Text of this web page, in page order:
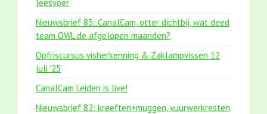
leesvoer
Nieuwsbrief 83: CanalCam, otter dichtbij, wat deed
team OWL de afgelopen maanden?
Opfriscursus visherkenning & Zaklampvissen 12
juli '25
CanalCam Leiden is live!
Nieuwsbrief 82: kreeften+muggen, vuurwerkresten